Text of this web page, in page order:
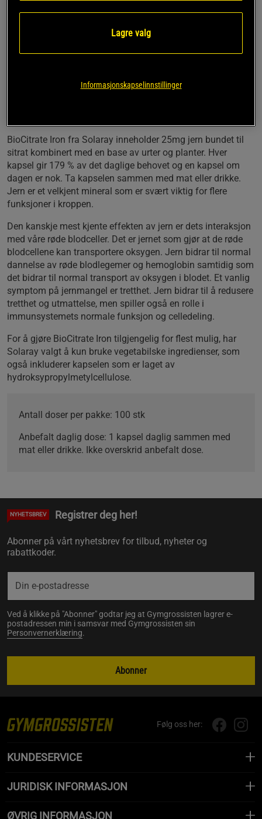
25 mg jernsitrat i en base av urter og planter.
25 mg jern bundet i sitronsyre
normal kognitiv funksjon
BioCitrate Iron fra Solaray inneholder 25mg jern bundet til
sitrat kombinert med en base av urter og planter. Hver
kapsel gir 179 % av det daglige behovet og en kapsel om
dagen er nok. Ta kapselen sammen med mat eller drikke.
Jern er et velkjent mineral som er svært viktig for flere
funksjoner i kroppen.
Den kanskje mest kjente effekten av jern er dets interaksjon
med våre røde blodceller. Det er jernet som gjør at de røde
blodcellene kan transportere oksygen. Jern bidrar til normal
dannelse av røde blodlegemer og hemoglobin samtidig som
det bidrar til normal transport av oksygen i blodet. Et vanlig
symptom på jernmangel er tretthet. Jern bidrar til å redusere
tretthet og utmattelse, men spiller også en rolle i
immunsystemets normale funksjon og celledeling.
For å gjøre BioCitrate Iron tilgjengelig for flest mulig, har
Solaray valgt å kun bruke vegetabilske ingredienser, som
også inkluderer kapselen som er laget av
hydroksypropylmetylcellulose.
Antall doser per pakke: 100 stk
Anbefalt daglig dose: 1 kapsel daglig sammen med
mat eller drikke. Ikke overskrid anbefalt dose.
NYHETSBREV Registrer deg her!
Abonner på vårt nyhetsbrev for tilbud, nyheter og
rabattkoder.
Ved å klikke på "Abonner" godtar jeg at Gymgrossisten lagrer e-
postadressen min i samsvar med Gymgrossisten sin
Personvernerklæring.
Abonner
Følg oss her:
KUNDESERVICE
JURIDISK INFORMASJON
ØVRIG INFORMASJON
Lagre valg
Informasjonskapselinnstillinger